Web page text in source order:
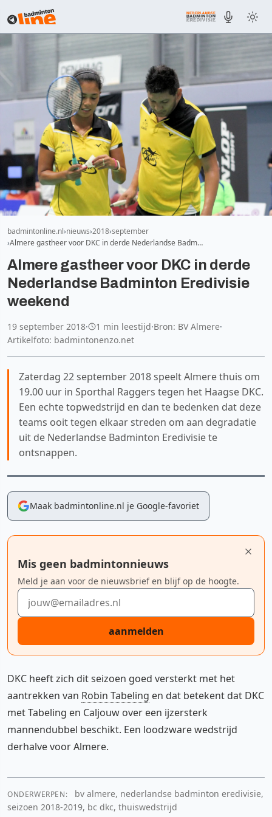
badmintonline.nl nieuws 2018 september
Almere gastheer voor DKC in derde Nederlandse Badm…
Almere gastheer voor DKC in derde
Nederlandse Badminton Eredivisie
weekend
19 september 2018· 1 min leestijd·Bron: BV Almere·
Artikelfoto: badmintonenzo.net
Zaterdag 22 september 2018 speelt Almere thuis om
19.00 uur in Sporthal Raggers tegen het Haagse DKC.
Een echte topwedstrijd en dan te bedenken dat deze
teams ooit tegen elkaar streden om aan degradatie
uit de Nederlandse Badminton Eredivisie te
ontsnappen.
Maak badmintonline.nl je Google-favoriet
Mis geen badmintonnieuws
Meld je aan voor de nieuwsbrief en blijf op de hoogte.
E-mailadres
aanmelden
DKC heeft zich dit seizoen goed versterkt met het
aantrekken van Robin Tabeling en dat betekent dat DKC
met Tabeling en Caljouw over een ijzersterk
mannendubbel beschikt. Een loodzware wedstrijd
derhalve voor Almere.
ONDERWERPEN:
bv almere, nederlandse badminton eredivisie,
seizoen 2018-2019, bc dkc, thuiswedstrijd